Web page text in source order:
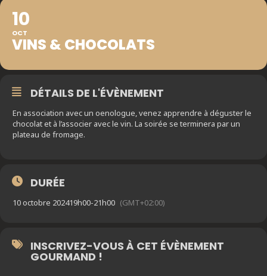
10
OCT
VINS & CHOCOLATS
DÉTAILS DE L'ÉVÈNEMENT
En association avec un oenologue, venez apprendre à déguster le
chocolat et à l’associer avec le vin. La soirée se terminera par un
plateau de fromage.
DURÉE
10 octobre 202419h00-21h00 (GMT+02:00)
INSCRIVEZ-VOUS À CET ÉVÈNEMENT
GOURMAND !